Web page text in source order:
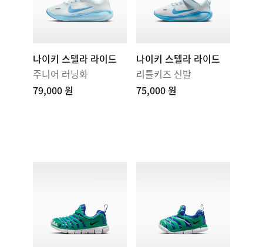
나이키 스텔라 라이드
주니어 러닝화
79,000 원
나이키 스텔라 라이드
리틀키즈 신발
75,000 원